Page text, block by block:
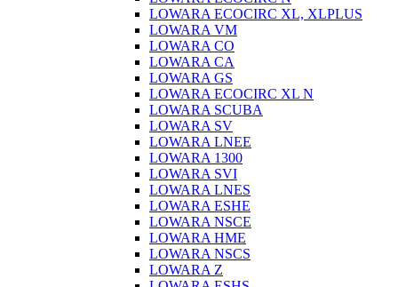
LOWARA ECOCIRC XL, XLPLUS
LOWARA VM
LOWARA CO
LOWARA CA
LOWARA GS
LOWARA ECOCIRC XL N
LOWARA SCUBA
LOWARA SV
LOWARA LNEE
LOWARA 1300
LOWARA SVI
LOWARA LNES
LOWARA ESHE
LOWARA NSCE
LOWARA HME
LOWARA NSCS
LOWARA Z